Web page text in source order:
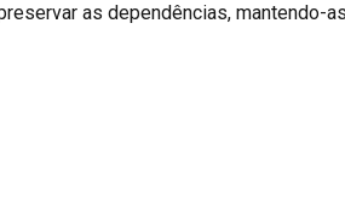
as dependências, mantendo-